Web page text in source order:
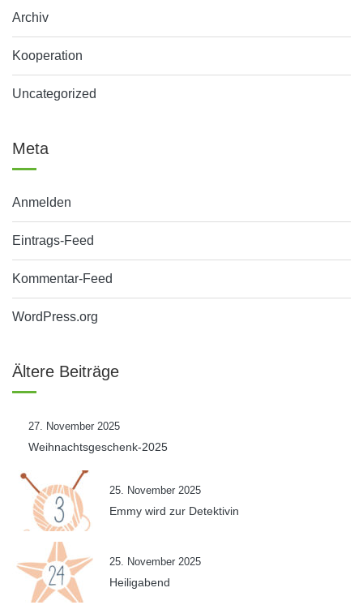
Archiv
Kooperation
Uncategorized
Meta
Anmelden
Eintrags-Feed
Kommentar-Feed
WordPress.org
Ältere Beiträge
27. November 2025
Weihnachtsgeschenk-2025
25. November 2025
Emmy wird zur Detektivin
25. November 2025
Heiligabend